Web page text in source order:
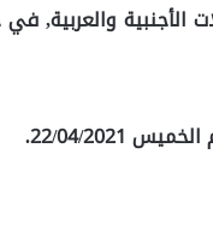
الأجنبية والعربية,
04/2021.